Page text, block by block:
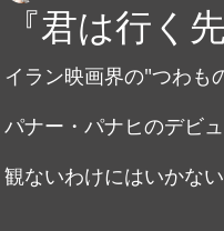
『君は行く
イラン映画界の"つわも
パナー・パナヒのデビュ
観ないわけにはいかない